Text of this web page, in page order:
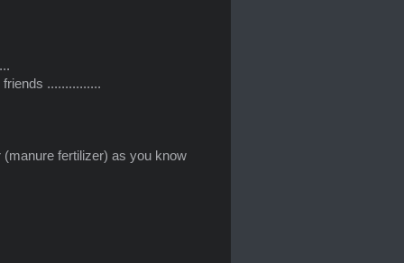
...............
fertilizer) as you know